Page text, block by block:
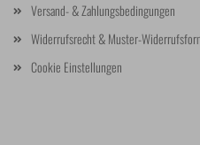
Versand- & Zahlungsbedingungen
Widerrufsrecht & Muster-
Cookie Einstellungen